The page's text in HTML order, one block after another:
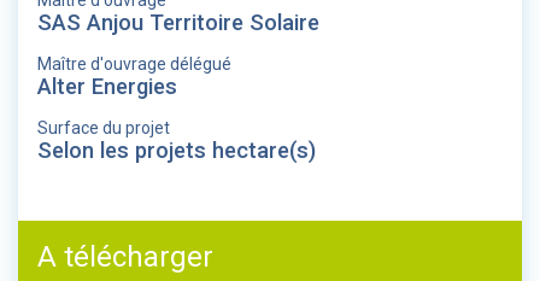
SAS Anjou Territoire Solaire
Maître d'ouvrage délégué
Alter Energies
Surface du projet
Selon les projets hectare(s)
A télécharger